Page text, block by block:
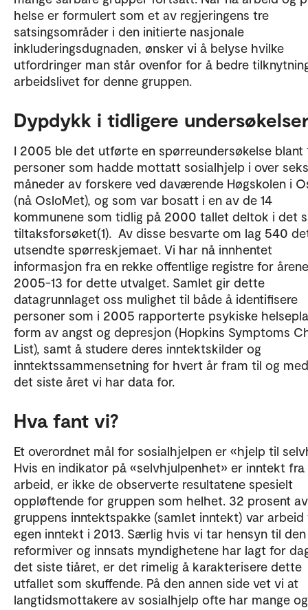
helse er formulert som et av regjeringens tre
satsingsområder i den initierte nasjonale
inkluderingsdugnaden, ønsker vi å belyse hvilke
utfordringer man står ovenfor for å bedre
arbeidslivet for denne gruppen.
Dypdykk i tidligere
I 2005 ble det utførte en spørreundersøkelse blant
personer som hadde mottatt sosialhjelp i over seks
måneder av forskere ved daværende Høgskolen i
(nå OsloMet), og som var bosatt i en av de 14
kommunene som tidlig på 2000 tallet deltok i det
tiltaksforsøket(1). Av disse besvarte om lag 540
utsendte spørreskjemaet. Vi har nå innhentet
informasjon fra en rekke offentlige registre for årene
2005-13 for dette utvalget. Samlet gir dette
datagrunnlaget oss mulighet til både å identifisere
personer som i 2005 rapporterte psykiske
form av angst og depresjon (Hopkins Symptoms
List), samt å studere deres inntektskilder og
inntektssammensetning for hvert år fram til og
det siste året vi har data for.
Hva fant vi?
Et overordnet mål for sosialhjelpen er «hjelp til
Hvis en indikator på «selvhjulpenhet» er inntekt fra
arbeid, er ikke de observerte resultatene spesielt
oppløftende for gruppen som helhet. 32 prosent
gruppens inntektspakke (samlet inntekt) var arbeid
egen inntekt i 2013. Særlig hvis vi tar hensyn til den
reformiver og innsats myndighetene har lagt for
det siste tiåret, er det rimelig å karakterisere dette
utfallet som skuffende. På den annen side vet vi at
langtidsmottakere av sosialhjelp ofte har mange og